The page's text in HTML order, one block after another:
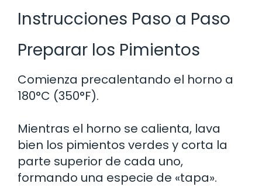
Instrucciones Paso a Paso
Preparar los Pimientos
Comienza precalentando el horno a
180°C (350°F).
Mientras el horno se calienta, lava
bien los pimientos verdes y corta la
parte superior de cada uno,
formando una especie de «tapa».